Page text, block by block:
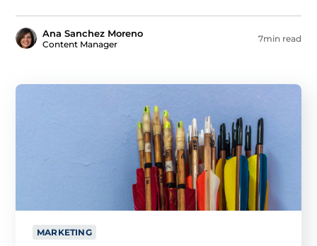
Ana Sanchez Moreno
Content Manager
7min read
MARKETING